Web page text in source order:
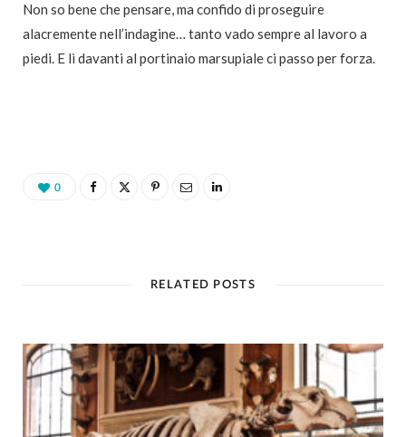
Non so bene che pensare, ma confido di proseguire
alacremente nell’indagine… tanto vado sempre al lavoro a
piedi. E lì davanti al portinaio marsupiale ci passo per forza.
0
RELATED POSTS